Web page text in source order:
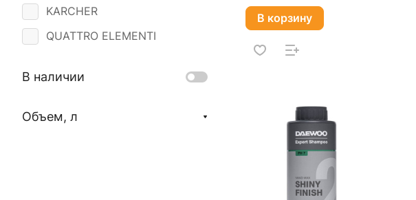
В корзину
KARCHER
QUATTRO ELEMENTI
В наличии
Объем, л